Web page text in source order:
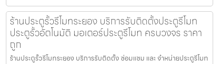
ร้านประตูรั้วรีโมทระยอง บริการรับติดตั้งประตูรีโมท
ประตูรั้วอัตโนมัติ มอเตอร์ประตูรีโมท ครบวงจร ราคา
ถูก
ร้านประตูรั้วรีโมทระยอง บริการรับติดตั้ง ซ่อมแซม และ จำหน่ายประตูรีโมท